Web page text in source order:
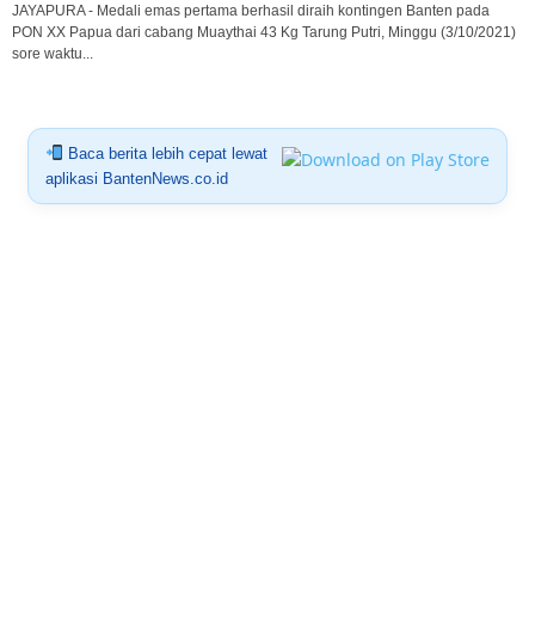
JAYAPURA - Medali emas pertama berhasil diraih kontingen Banten pada
PON XX Papua dari cabang Muaythai 43 Kg Tarung Putri, Minggu (3/10/2021)
sore waktu...
Baca berita lebih cepat lewat
aplikasi BantenNews.co.id